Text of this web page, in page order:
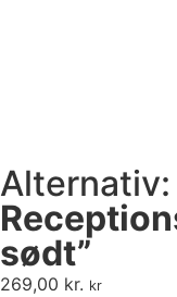
Alternativ:
sødt”
269,00 kr. kr